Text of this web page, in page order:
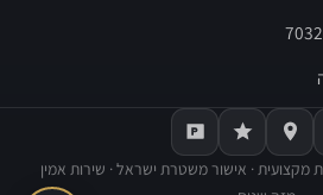
מקצועית · אישור משטרת ישראל · שירות אמין